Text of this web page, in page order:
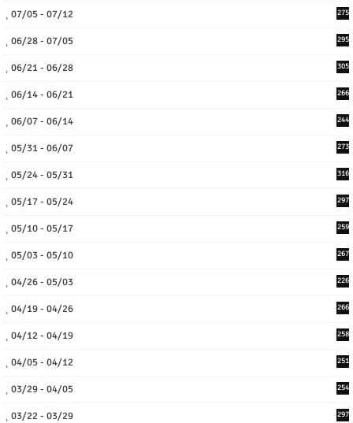
07/05 - 07/12 275
06/28 - 07/05 295
06/21 - 06/28 305
06/14 - 06/21 266
06/07 - 06/14 244
05/31 - 06/07 273
05/24 - 05/31 316
05/17 - 05/24 297
05/10 - 05/17 259
05/03 - 05/10 267
04/26 - 05/03 226
04/19 - 04/26 266
04/12 - 04/19 258
04/05 - 04/12 251
03/29 - 04/05 254
03/22 - 03/29 297